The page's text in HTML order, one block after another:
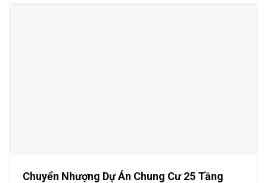
Chuyển Nhượng Dự Án Chung Cư 25 Tầng